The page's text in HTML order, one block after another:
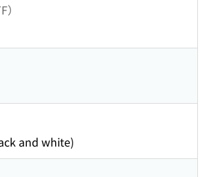
and white)